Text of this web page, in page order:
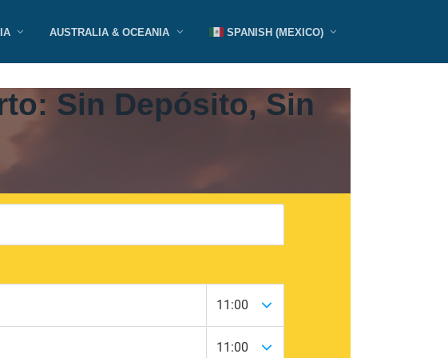
AUSTRALIA & OCEANIA SPANISH (MEXICO)
Sin Depósito, Sin